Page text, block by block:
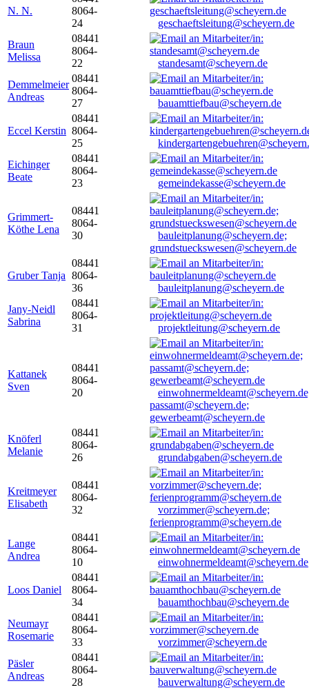
N. N.
8064-
24
geschaeftsleitung@scheyern.de
Braun
Melissa
08441
8064-
22
standesamt@scheyern.de
Demmelmeier
Andreas
08441
8064-
27
bauamttiefbau@scheyern.de
Eccel Kerstin
08441
8064-
25
Eichinger
Beate
08441
8064-
23
gemeindekasse@scheyern.de
Grimmert-
Köthe Lena
08441
8064-
30
bauleitplanung@scheyern.de;
grundstueckswesen@scheyern.de
Gruber Tanja
08441
8064-
36
bauleitplanung@scheyern.de
Jany-Neidl
Sabrina
08441
8064-
31
projektleitung@scheyern.de
Kattanek
Sven
08441
8064-
20
passamt@scheyern.de;
gewerbeamt@scheyern.de
Knöferl
Melanie
08441
8064-
26
grundabgaben@scheyern.de
Kreitmeyer
Elisabeth
08441
8064-
32
vorzimmer@scheyern.de;
ferienprogramm@scheyern.de
Lange
Andrea
08441
8064-
10
einwohnermeldeamt@scheyern.de
Loos Daniel
08441
8064-
34
bauamthochbau@scheyern.de
Neumayr
Rosemarie
08441
8064-
33
vorzimmer@scheyern.de
Päsler
Andreas
08441
8064-
28
bauverwaltung@scheyern.de